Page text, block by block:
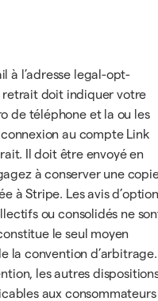
à l’adresse legal-opt-
retrait doit indiquer votre
de téléphone et la ou les
au compte Link
Il doit être envoyé en
à conserver une
à Stripe. Les avis d’option
ou consolidés ne
le seul moyen
la convention d’arbitrage.
les autres
aux consommateurs